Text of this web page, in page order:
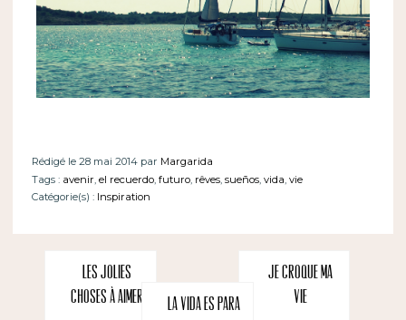
Rédigé le 28 mai 2014 par Margarida
Tags : avenir, el recuerdo, futuro, rêves, sueños, vida, vie
Catégorie(s) : Inspiration
Les jolies
choses à aimer
La vida es para
Je croque ma
vie